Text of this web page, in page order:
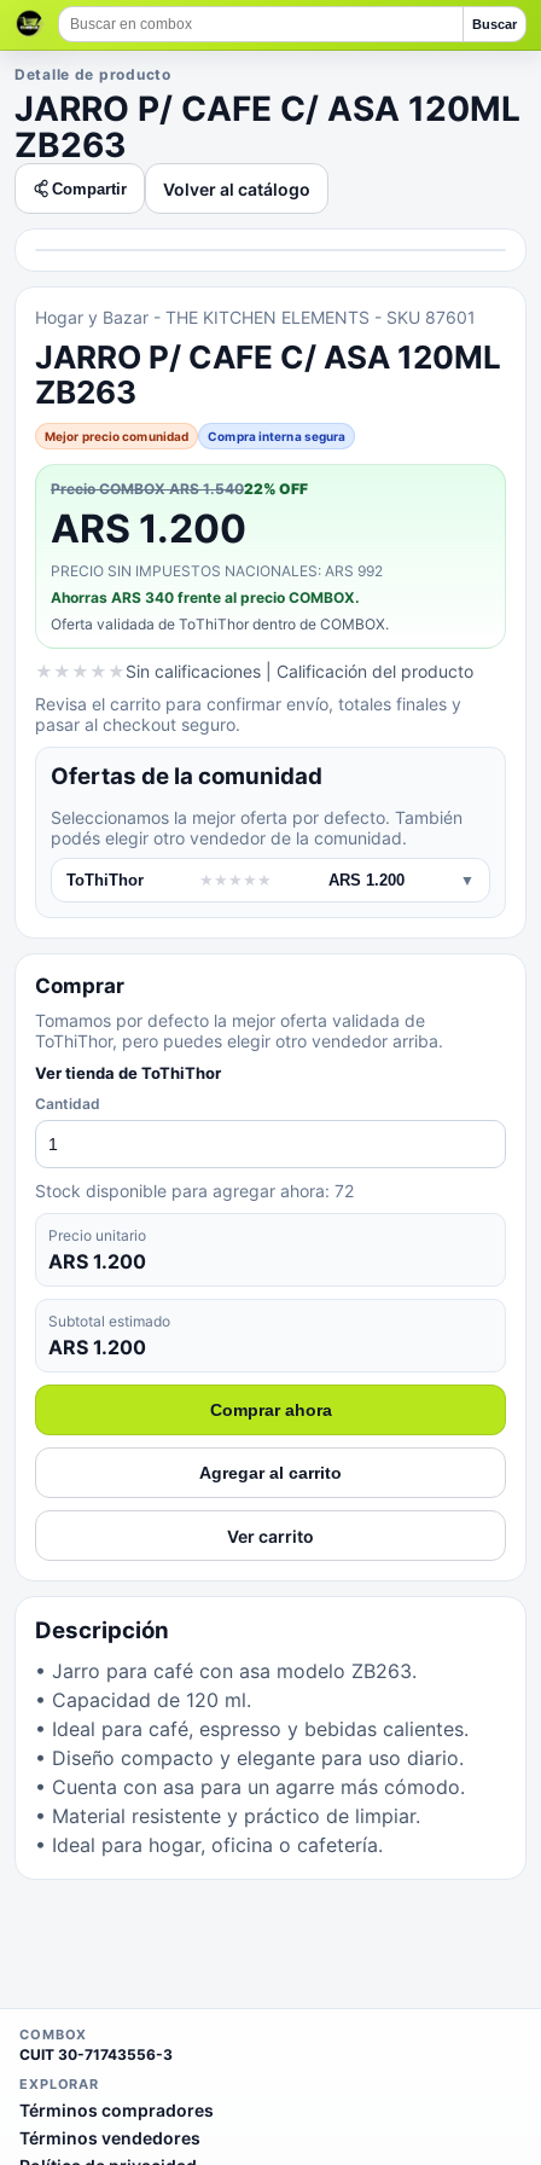
Buscar
Detalle de producto
JARRO P/ CAFE C/ ASA 120ML
ZB263
Compartir Volver al catálogo
Hogar y Bazar - THE KITCHEN ELEMENTS - SKU 87601
JARRO P/ CAFE C/ ASA 120ML
ZB263
Mejor precio comunidad Compra interna segura
Precio COMBOXARS 1.54022% OFF
ARS 1.200
PRECIO SIN IMPUESTOS NACIONALES: ARS 992
Ahorras ARS 340 frente al precio COMBOX.
Oferta validada de ToThiThor dentro de COMBOX.
★ ★ ★ ★ ★Sin calificaciones | Calificación del producto
Revisa el carrito para confirmar envío, totales finales y
pasar al checkout seguro.
Ofertas de la comunidad
Seleccionamos la mejor oferta por defecto. También
podés elegir otro vendedor de la comunidad.
ToThiThor ★ ★ ★ ★ ★ ARS 1.200 ▼
Comprar
Tomamos por defecto la mejor oferta validada de
ToThiThor, pero puedes elegir otro vendedor arriba.
Ver tienda deToThiThor
Cantidad
Stock disponible para agregar ahora: 72
Precio unitario
ARS 1.200
Subtotal estimado
ARS 1.200
Comprar ahora
Agregar al carrito
Ver carrito
Descripción
• Jarro para café con asa modelo ZB263.
• Capacidad de 120 ml.
• Ideal para café, espresso y bebidas calientes.
• Diseño compacto y elegante para uso diario.
• Cuenta con asa para un agarre más cómodo.
• Material resistente y práctico de limpiar.
• Ideal para hogar, oficina o cafetería.
COMBOX
CUIT 30-71743556-3
EXPLORAR
Términos compradores
Términos vendedores